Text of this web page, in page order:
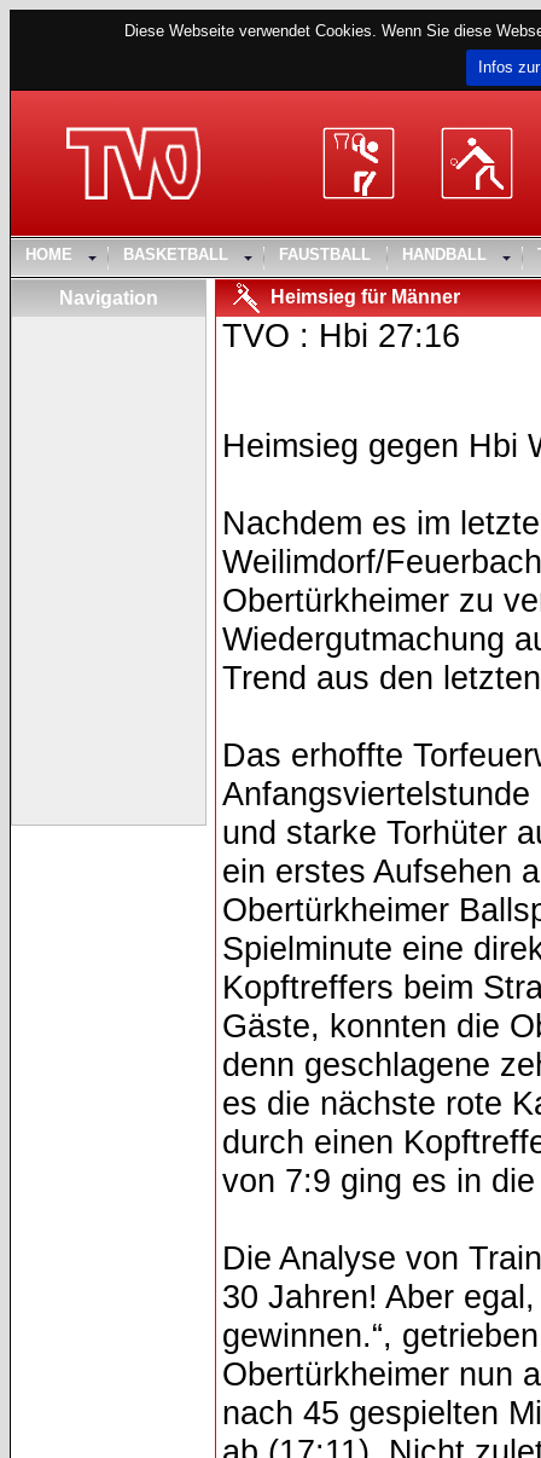
Diese Webseite verwendet Cookies. Wenn Sie diese
Infos
HOME BASKETBALL FAUSTBALL HANDBALL
Navigation Heimsieg für Männer
TVO : Hbi 27:16
Heimsieg gegen Hbi
Nachdem es im
Weilimdorf/
Obertürkheimer zu
Wiedergutmachung
Trend aus den
Das erhoffte
und starke Torhüter
ein erstes Aufsehen
Obertürkheimer
Spielminute eine
Kopftreffers beim
Gäste, konnten die
denn geschlagene
es die nächste rote
durch einen
von 7:9 ging es in
Die Analyse von
30 Jahren! Aber
gewinnen.“,
Obertürkheimer nun
nach 45 gespielten